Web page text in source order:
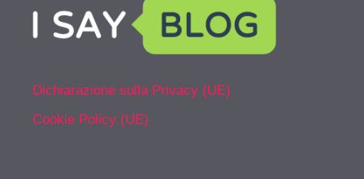
Dichiarazione sulla Privacy (UE)
Cookie Policy (UE)